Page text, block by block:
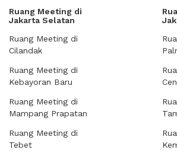
Ruang Meeting di
Jakarta Selatan
Ruang Meeting di
Cilandak
Ruang Meeting di
Kebayoran Baru
Ruang Meeting di
Mampang Prapatan
Ruang Meeting di
Tebet